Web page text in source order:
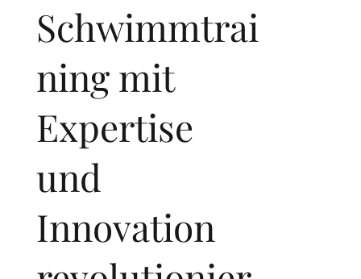
€50
- Personen
ab dem
begonnenem 16.
Lebensjahr
- Geeignet für
Schwimmtrai
ning mit
Expertise
und
Innovation